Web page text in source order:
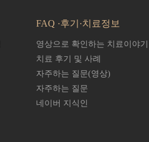
FAQ ·후기·치료정보
영상으로 확인하는 치료이야기
치료 후기 및 사례
자주하는 질문(영상)
자주하는 질문
네이버 지식인